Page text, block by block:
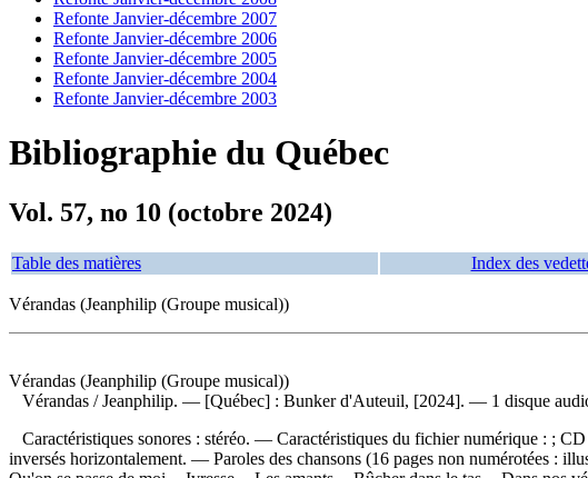
Refonte Janvier-décembre 2007
Refonte Janvier-décembre 2006
Refonte Janvier-décembre 2005
Refonte Janvier-décembre 2004
Refonte Janvier-décembre 2003
Bibliographie du Québec
Vol. 57, no 10 (octobre 2024)
Table des matières Index des
Vérandas (Jeanphilip (Groupe musical))
Vérandas (Jeanphilip (Groupe musical))
Vérandas / Jeanphilip. — [Québec] : Bunker d'Auteuil, [2024]. — 1 disque
Caractéristiques sonores : stéréo. — Caractéristiques du fichier numérique : ;
inversés horizontalement. — Paroles des chansons (16 pages non numérotées :